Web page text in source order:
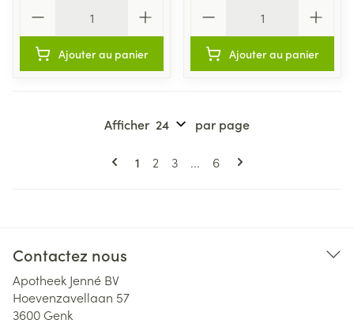
Ajouter au panier Ajouter au panier
Pages
Vous lisez actuellement la page
1 Page
2 Page
3 ... Page
6
Afficher par page
Contactez nous
Apotheek Jenné BV
Hoevenzavellaan 57
3600 Genk